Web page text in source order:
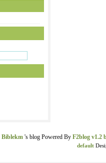
Biblekm 's blog Powered By F2blog v1.2
default